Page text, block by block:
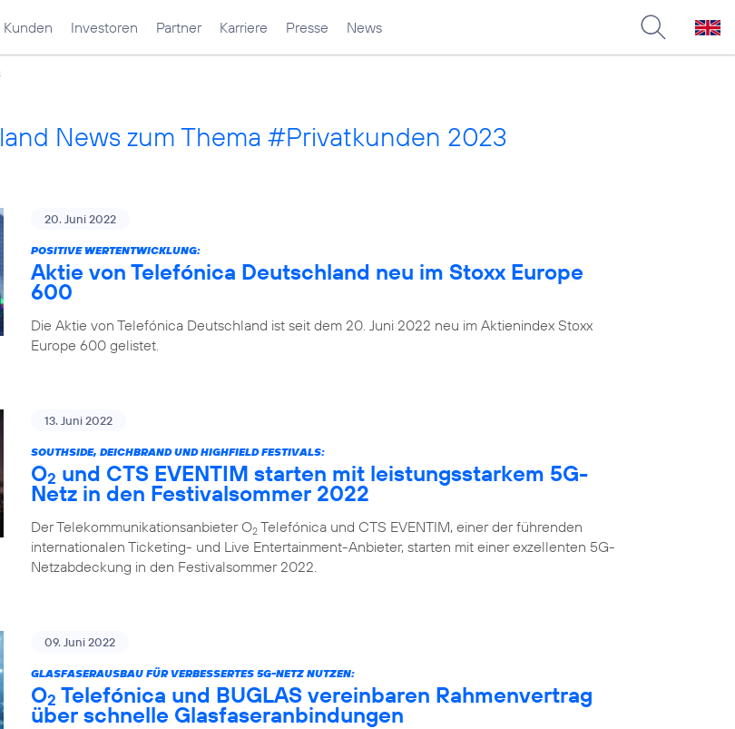
Kunden Investoren Partner Karriere Presse News
News zum Thema #Privatkunden 2023
20. Juni 2022
POSITIVE WERTENTWICKLUNG:
Aktie von Telefónica Deutschland neu im Stoxx Europe
600
Die Aktie von Telefónica Deutschland ist seit dem 20. Juni 2022 neu im Aktienindex Stoxx
Europe 600 gelistet.
13. Juni 2022
SOUTHSIDE, DEICHBRAND UND HIGHFIELD FESTIVALS:
O2 und CTS EVENTIM starten mit leistungsstarkem 5G-
Netz in den Festivalsommer 2022
Der Telekommunikationsanbieter O2 Telefónica und CTS EVENTIM, einer der führenden
internationalen Ticketing- und Live Entertainment-Anbieter, starten mit einer exzellenten 5G-
Netzabdeckung in den Festivalsommer 2022.
09. Juni 2022
GLASFASERAUSBAU FÜR VERBESSERTES 5G-NETZ NUTZEN:
O2 Telefónica und BUGLAS vereinbaren Rahmenvertrag
über schnelle Glasfaseranbindungen